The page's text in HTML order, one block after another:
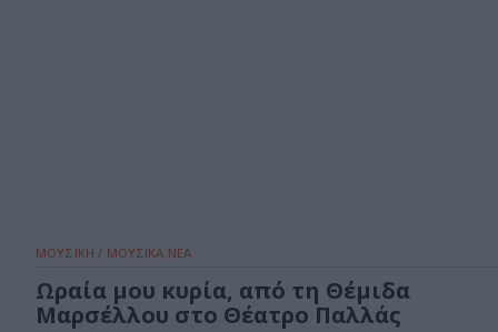
ΜΟΥΣΙΚΗ / ΜΟΥΣΙΚΑ ΝΕΑ
Ωραία μου κυρία, από τη Θέμιδα
Μαρσέλλου στο Θέατρο Παλλάς